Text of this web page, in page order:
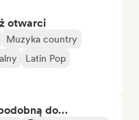
otwarci
Muzyka country
Latin Pop
do…